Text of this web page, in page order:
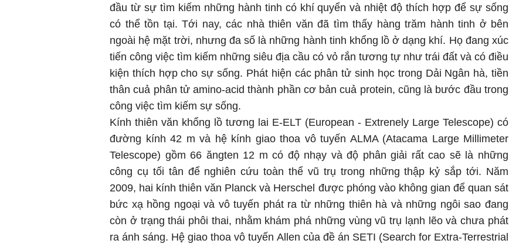
đầu từ sự tìm kiếm những hành tinh có khí quyển và nhiệt độ thích hợp để sự sống
có thể tồn tại. Tới nay, các nhà thiên văn đã tìm thấy hàng trăm hành tinh ở bên
ngoài hệ mặt trời, nhưng đa số là những hành tinh khổng lồ ở dạng khí. Họ đang xúc
tiến công việc tìm kiếm những siêu địa cầu có vỏ rắn tương tự như trái đất và có điều
kiện thích hợp cho sự sống. Phát hiện các phân tử sinh học trong Dải Ngân hà, tiền
thân cuả phân tử amino-acid thành phần cơ bản cuả protein, cũng là bước đầu trong
công việc tìm kiếm sự sống.
Kính thiên văn khổng lồ tương lai E-ELT (European - Extrenely Large Telescope) có
đường kính 42 m và hệ kính giao thoa vô tuyến ALMA (Atacama Large Millimeter
Telescope) gồm 66 ăngten 12 m có độ nhạy và độ phân giải rất cao sẽ là những
công cụ tối tân để nghiên cứu toàn thể vũ trụ trong những thập kỷ sắp tới. Năm
2009, hai kính thiên văn Planck và Herschel được phóng vào không gian để quan sát
bức xạ hồng ngoại và vô tuyến phát ra từ những thiên hà và những ngôi sao đang
còn ở trạng thái phôi thai, nhằm khám phá những vùng vũ trụ lạnh lẽo và chưa phát
ra ánh sáng. Hệ̣ giao thoa vô tuyến Allen của đề án SETI (Search for Extra-Terrestrial